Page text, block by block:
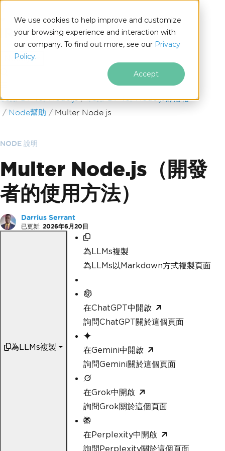
We use cookies to help improve and customize
your browsing experience and interaction with
our company. To find out more, see our Privacy
Policy.
Accept
Node.js
跳至頁尾內容
IronPDF for Node.js
IronPDF for Node.js部落格
Node幫助
Multer Node.js
NODE 說明
Multer Node.js（開發
者的使用方法）
Darrius Serrant
已更新: 2026年6月20日
為LLMs複製
為LLMs複製
為LLMs以Markdown方式複製頁面
在ChatGPT中開啟
詢問ChatGPT關於這個頁面
在Gemini中開啟
詢問Gemini關於這個頁面
在Grok中開啟
詢問Grok關於這個頁面
在Perplexity中開啟
詢問Perplexity關於這個頁面